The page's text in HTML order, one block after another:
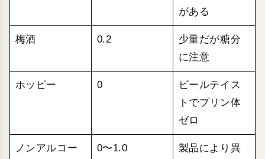
がある
梅酒 0.2
少量だが糖分
に注意
ホッピー 0
ビールテイス
トでプリン体
ゼロ
ノンアルコー
0〜1.0
製品により異